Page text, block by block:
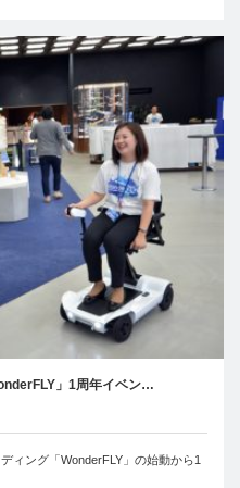
」1周年イベン…
ィング「WonderFLY」の始動から1